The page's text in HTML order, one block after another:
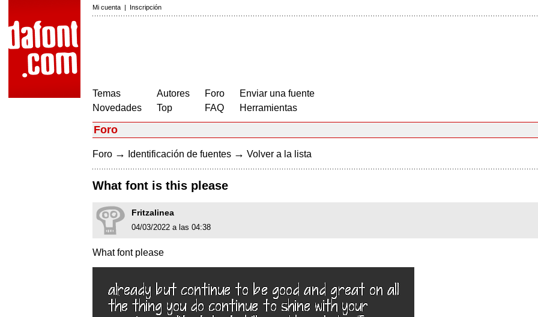
Mi cuenta | Inscripción
Temas
Novedades
Autores
Top
Foro
FAQ
Enviar una fuente
Herramientas
Foro
Foro → Identificación de fuentes → Volver a la lista
What font is this please
Fritzalinea
04/03/2022 a las 04:38
What font please